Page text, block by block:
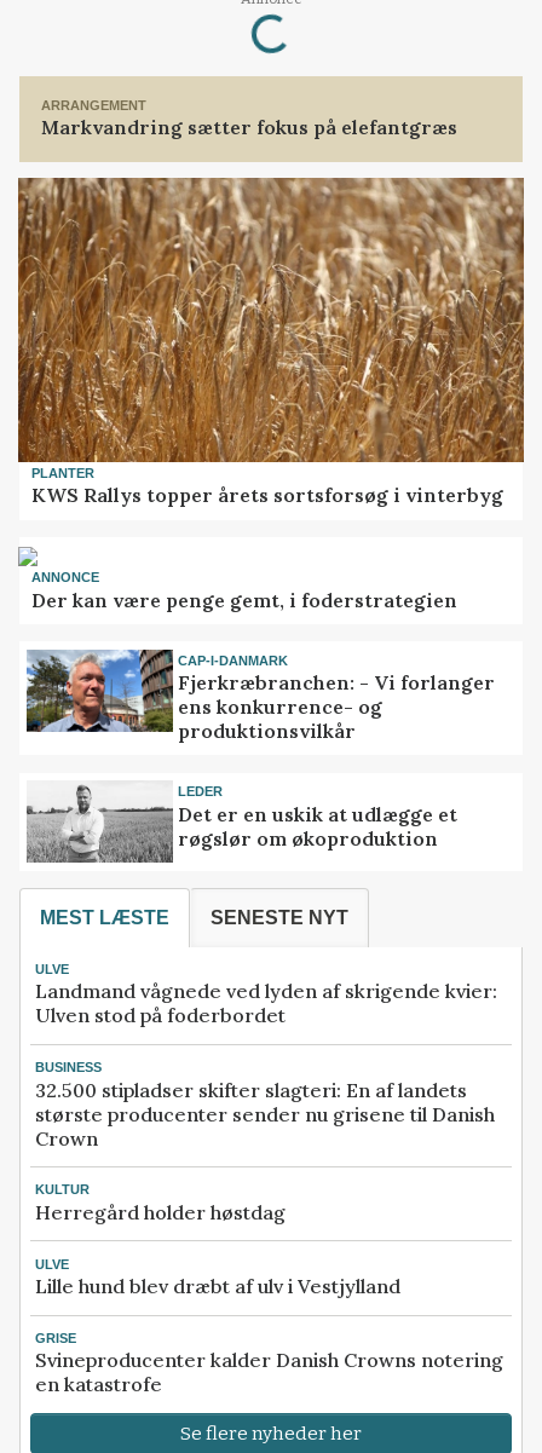
Loading...
ARRANGEMENT
Markvandring sætter fokus på elefantgræs
PLANTER
KWS Rallys topper årets sortsforsøg i vinterbyg
ANNONCE
Der kan være penge gemt, i foderstrategien
CAP-I-DANMARK
Fjerkræbranchen: - Vi forlanger
ens konkurrence- og
produktionsvilkår
LEDER
Det er en uskik at udlægge et
røgslør om økoproduktion
MEST LÆSTE SENESTE NYT
ULVE
Landmand vågnede ved lyden af skrigende kvier:
Ulven stod på foderbordet
BUSINESS
32.500 stipladser skifter slagteri: En af landets
største producenter sender nu grisene til Danish
Crown
KULTUR
Herregård holder høstdag
ULVE
Lille hund blev dræbt af ulv i Vestjylland
GRISE
Svineproducenter kalder Danish Crowns notering
en katastrofe
Se flere nyheder her